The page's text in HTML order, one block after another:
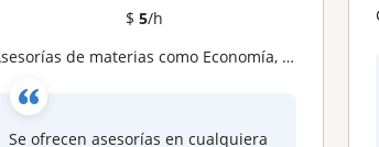
$ 5/h
Asesorías de materias como Economía, econometría, micro/macroeconomía, inv. de operaciones, pregunta ya!
Se ofrecen asesorías en cualquiera